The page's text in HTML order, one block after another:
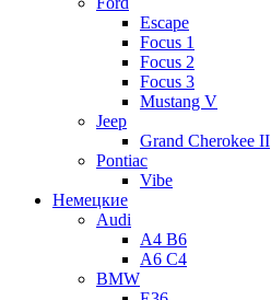
Escape
Focus 1
Focus 2
Focus 3
Mustang V
Jeep
Grand Cherokee II
Pontiac
Vibe
Немецкие
Audi
A4 B6
A6 C4
BMW